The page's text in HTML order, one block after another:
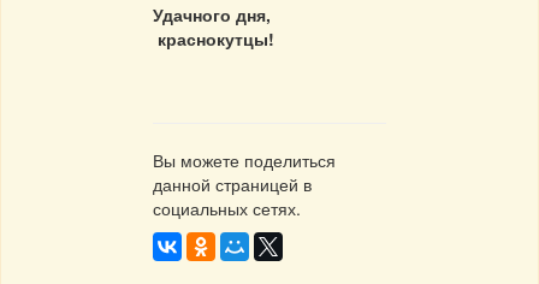
Удачного дня,
краснокутцы!
Вы можете поделиться
данной страницей в
социальных сетях.